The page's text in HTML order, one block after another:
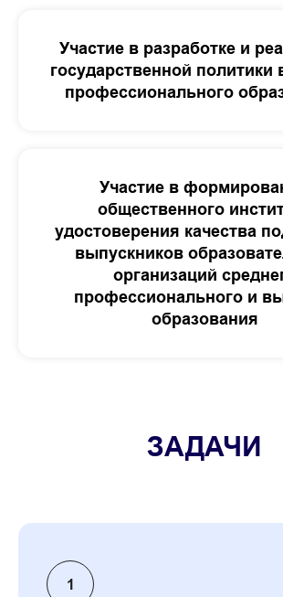
Участие в разработке и
государственной политики
профессионального
Участие в
общественного
удостоверения качества
выпускников
организаций
профессионального и
образования
ЗАДАЧИ